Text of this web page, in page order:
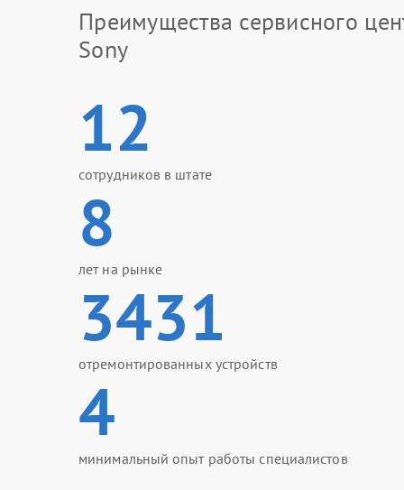
Преимущества сервисного
Sony
12
сотрудников в штате
8
лет на рынке
3431
отремонтированных устройств
4
минимальный опыт работы специалистов